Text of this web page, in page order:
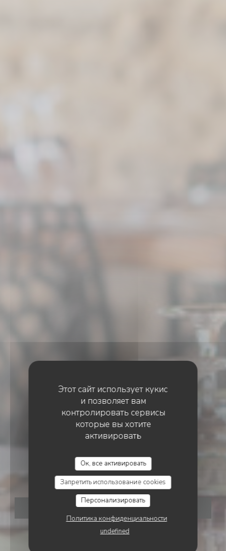
Этот сайт использует кукис
и позволяет вам
контролировать сервисы
которые вы хотите
активировать
Ок, все активировать
Запретить использование cookies
Персонализировать
Политика конфиденциальности
undefined
BISTRO / CUISINE FRANÇAISE / TERRASSE
Le Chene Blanc
ЗАБРОНИРОВАТЬ СТОЛИК